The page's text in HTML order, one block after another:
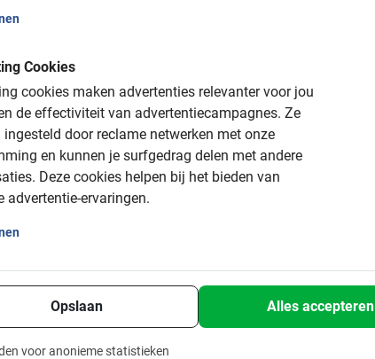
Cookies
cookies maken advertenties relevanter voor jou
de effectiviteit van advertentiecampagnes. Ze
ingesteld door reclame netwerken met onze
en kunnen je surfgedrag delen met andere
Deze cookies helpen bij het bieden van
advertentie-ervaringen.
Opslaan Alles accepteren
voor anonieme statistieken
eenvoudig online
van een plek op deze te gekke Milaan
design! Een (huur)fiets is bij de prijs
gids. Door online te boeken weet je
via het boekingsmenu. Je ontvangt
Milaan fietstour van Baja Bikes!